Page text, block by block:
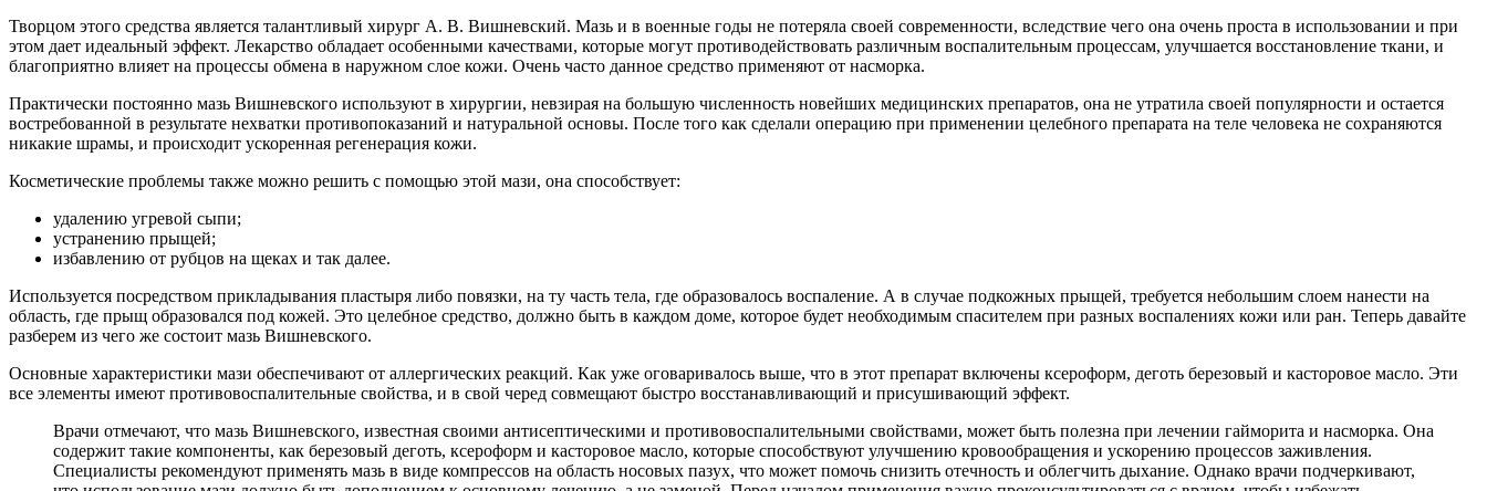
Творцом этого средства является талантливый хирург А. В. Вишневский. Мазь и в военные годы не потеряла своей современности, вследствие чего она очень проста в использовании и при
этом дает идеальный эффект. Лекарство обладает особенными качествами, которые могут противодействовать различным воспалительным процессам, улучшается восстановление ткани, и
благоприятно влияет на процессы обмена в наружном слое кожи. Очень часто данное средство применяют от насморка.
Практически постоянно мазь Вишневского используют в хирургии, невзирая на большую численность новейших медицинских препаратов, она не утратила своей популярности и остается
востребованной в результате нехватки противопоказаний и натуральной основы. После того как сделали операцию при применении целебного препарата на теле человека не сохраняются
никакие шрамы, и происходит ускоренная регенерация кожи.
Косметические проблемы также можно решить с помощью этой мази, она способствует:
удалению угревой сыпи;
устранению прыщей;
избавлению от рубцов на щеках и так далее.
Используется посредством прикладывания пластыря либо повязки, на ту часть тела, где образовалось воспаление. А в случае подкожных прыщей, требуется небольшим слоем нанести на
область, где прыщ образовался под кожей. Это целебное средство, должно быть в каждом доме, которое будет необходимым спасителем при разных воспалениях кожи или ран. Теперь давайте
разберем из чего же состоит мазь Вишневского.
Основные характеристики мази обеспечивают от аллергических реакций. Как уже оговаривалось выше, что в этот препарат включены ксероформ, деготь березовый и касторовое масло. Эти
все элементы имеют противовоспалительные свойства, и в свой черед совмещают быстро восстанавливающий и присушивающий эффект.
Врачи отмечают, что мазь Вишневского, известная своими антисептическими и противовоспалительными свойствами, может быть полезна при лечении гайморита и насморка. Она
содержит такие компоненты, как березовый деготь, ксероформ и касторовое масло, которые способствуют улучшению кровообращения и ускорению процессов заживления.
Специалисты рекомендуют применять мазь в виде компрессов на область носовых пазух, что может помочь снизить отечность и облегчить дыхание. Однако врачи подчеркивают,